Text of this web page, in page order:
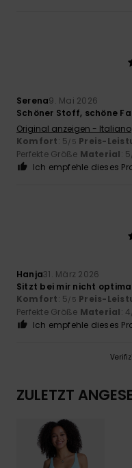
Serena9. Mai 2026
Schöner Stoff, schöne
Original anzeigen - Italiano
Komfort: 5/5 Preis-
Perfekte Größe Material: 5
Ich empfehle dieses
Hanja31. März 2026
Sitzt bei mir nicht
Komfort: 5/5 Preis-
Perfekte Größe Material: 4
Ich empfehle dieses
ZULETZT